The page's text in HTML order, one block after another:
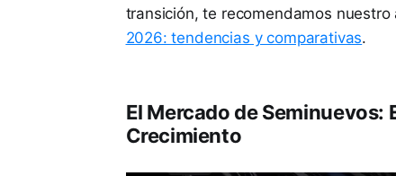
transición, te recomendamos nuestro
2026: tendencias y comparativas.
El Mercado de
Crecimiento